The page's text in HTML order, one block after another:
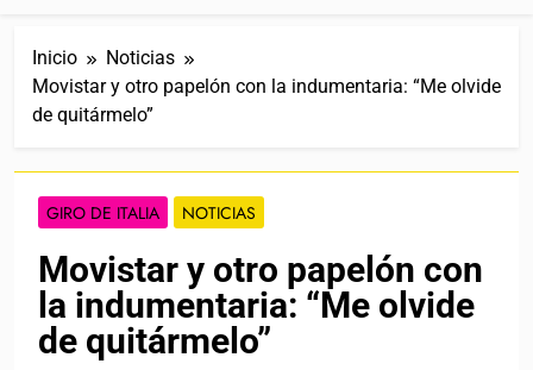
Inicio
Noticias
Movistar y otro papelón con la indumentaria: “Me olvide
de quitármelo”
GIRO DE ITALIA NOTICIAS
Movistar y otro papelón con
la indumentaria: “Me olvide
de quitármelo”